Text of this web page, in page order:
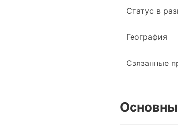
Статус в
География
Связанные